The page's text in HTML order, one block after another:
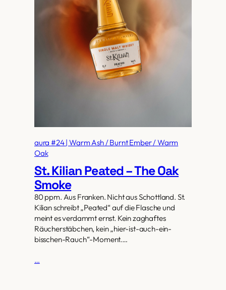
aura #24 | Warm Ash / Burnt Ember / Warm
Oak
St. Kilian Peated – The Oak
Smoke
80 ppm. Aus Franken. Nicht aus Schottland. St.
Kilian schreibt „Peated“ auf die Flasche und
meint es verdammt ernst. Kein zaghaftes
Räucherstäbchen, kein „hier-ist-auch-ein-
bisschen-Rauch“-Moment.…
…